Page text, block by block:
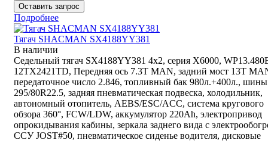
Оставить запрос
Подробнее
Тягач SHACMAN SX4188YY381
В наличии
Седельный тягач SX4188YY381 4x2, серия X6000,
12TX2421TD, Передняя ось 7.3Т MAN, задний мост 13T
передаточное число 2.846, топливный бак 980л.+400л., шины
295/80R22.5, задняя пневматическая подвеска, холодильник,
автономный отопитель, AEBS/ESC/ACC, система кругового
обзора 360°, FCW/LDW, аккумулятор 220Ah, электропривод
опрокидывания кабины, зеркала заднего вида с
ССУ JOST#50, пневматическое сиденье водителя, дисковые